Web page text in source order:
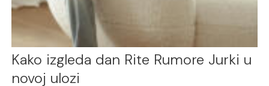
Kako izgleda dan Rite Rumore Jurki u
novoj ulozi